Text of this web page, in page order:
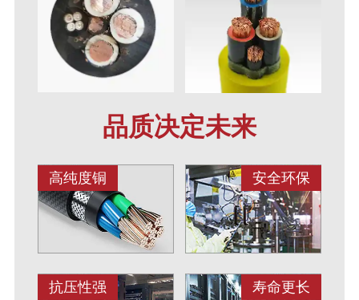
品质决定未来
高纯度铜 安全环保
抗压性强 寿命更长